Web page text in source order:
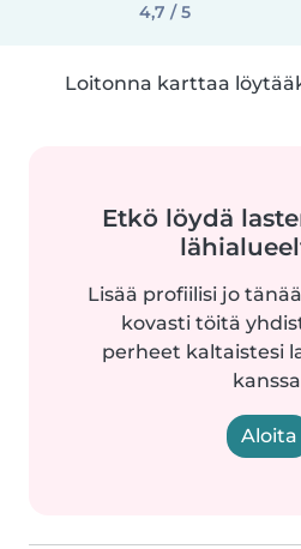
4,7 / 5
Loitonna karttaa
Etkö löydä
Lisää profiilisi jo
kovasti töitä
perheet kaltaistesi
Aloita